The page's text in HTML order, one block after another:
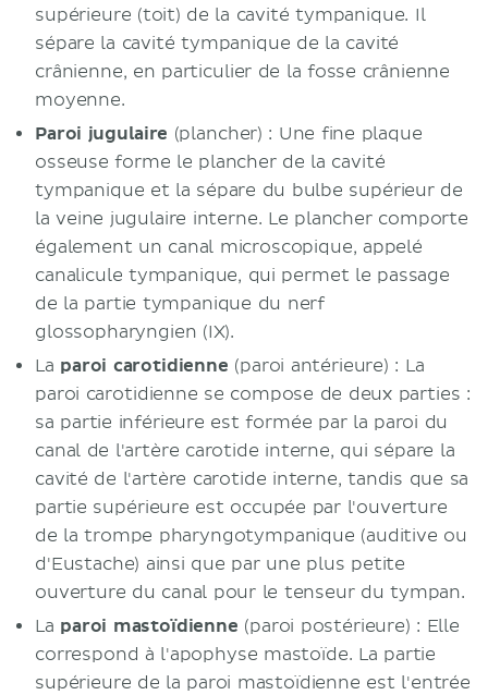
supérieure (toit) de la cavité tympanique. Il
sépare la cavité tympanique de la cavité
crânienne, en particulier de la fosse crânienne
moyenne.
Paroi jugulaire (plancher) : Une fine plaque
osseuse forme le plancher de la cavité
tympanique et la sépare du bulbe supérieur de
la veine jugulaire interne. Le plancher comporte
également un canal microscopique, appelé
canalicule tympanique, qui permet le passage
de la partie tympanique du nerf
glossopharyngien (IX).
La paroi carotidienne (paroi antérieure) : La
paroi carotidienne se compose de deux parties :
sa partie inférieure est formée par la paroi du
canal de l'artère carotide interne, qui sépare la
cavité de l'artère carotide interne, tandis que sa
partie supérieure est occupée par l'ouverture
de la trompe pharyngotympanique (auditive ou
d'Eustache) ainsi que par une plus petite
ouverture du canal pour le tenseur du tympan.
La paroi mastoïdienne (paroi postérieure) : Elle
correspond à l'apophyse mastoïde. La partie
supérieure de la paroi mastoïdienne est l'entrée